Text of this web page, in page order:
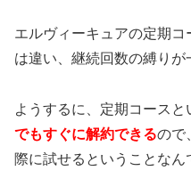
エルヴィーキュアの定期
は違い、継続回数の縛りが
ようするに、定期コースと
でもすぐに解約できるので
際に試せるということなん